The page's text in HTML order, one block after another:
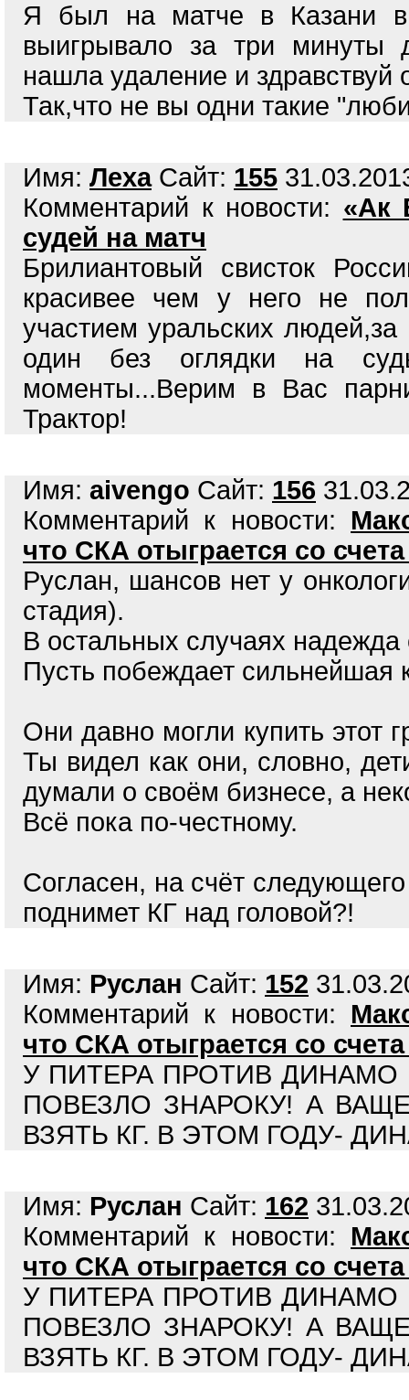
Я был на матче в Казани в
выигрывало за три минуты
нашла удаление и здравствуй
Так,что не вы одни такие
Имя: ЛехаСайт: 155
Комментарий к новости: «Ак
судей на матч
Брилиантовый свисток
красивее чем у него не
участием уральских
один без оглядки на
моменты...Верим в Вас
Трактор!
Имя: aivengo Сайт: 156
Комментарий к новости:
что СКА отыграется со
Руслан, шансов нет у
стадия).
В остальных случаях надежда
Пусть побеждает сильнейшая
Они давно могли купить этот
Ты видел как они, словно,
думали о своём бизнесе, а
Всё пока по-честному.
Согласен, на счёт
поднимет КГ над головой?!
Имя: Руслан Сайт: 152
Комментарий к новости:
что СКА отыграется со
У ПИТЕРА ПРОТИВ
ПОВЕЗЛО ЗНАРОКУ! А
ВЗЯТЬ КГ. В ЭТОМ ГОДУ-
Имя: Руслан Сайт: 162
Комментарий к новости:
что СКА отыграется со
У ПИТЕРА ПРОТИВ
ПОВЕЗЛО ЗНАРОКУ! А
ВЗЯТЬ КГ. В ЭТОМ ГОДУ-